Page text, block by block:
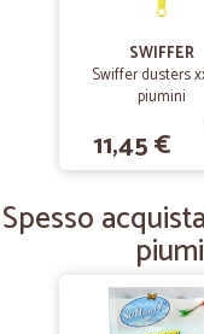
—
tutto perfetto
tutto perfetto
SWIFFER
Swiffer dusters
piumini
11,45 €
Spesso